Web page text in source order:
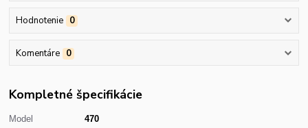
Hodnotenie 0
Komentáre 0
Kompletné špecifikácie
Model
470